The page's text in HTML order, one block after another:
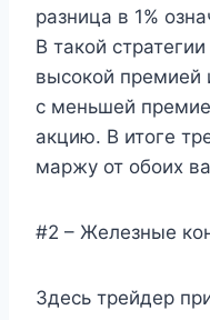
разница в 1%
В такой
высокой премией
с меньшей
акцию. В итоге
маржу от обоих
#2 – Железные
Здесь трейдер